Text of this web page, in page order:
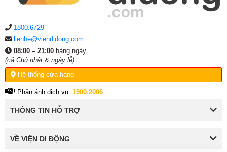
1800.6729
lienhe@viendidong.com
08:00 – 21:00 hàng ngày
(cả Chủ nhật & ngày lễ)
Hệ thống cửa hàng
Phản ánh dịch vụ: 1900.2006
THÔNG TIN HỖ TRỢ
VỀ VIỆN DI ĐỘNG